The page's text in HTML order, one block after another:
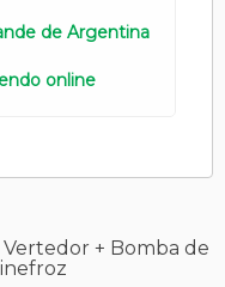
de Argentina
online
+ Bomba de